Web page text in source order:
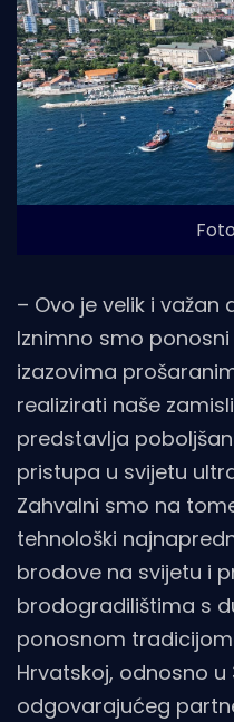
– Ovo je velik i važan
Iznimno smo
izazovima
realizirati naše
predstavlja
pristupa u svijetu
Zahvalni smo na
tehnološki
brodove na svijetu i
brodogradilištima s
ponosnom
Hrvatskoj, odnosno
odgovarajućeg